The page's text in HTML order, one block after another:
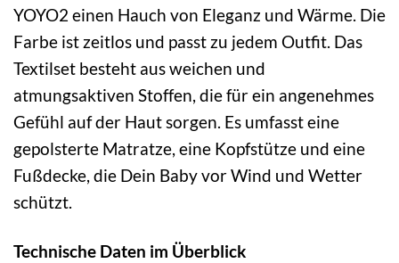
YOYO2 einen Hauch von Eleganz und Wärme. Die
Farbe ist zeitlos und passt zu jedem Outfit. Das
Textilset besteht aus weichen und
atmungsaktiven Stoffen, die für ein angenehmes
Gefühl auf der Haut sorgen. Es umfasst eine
gepolsterte Matratze, eine Kopfstütze und eine
Fußdecke, die Dein Baby vor Wind und Wetter
schützt.
Technische Daten im Überblick